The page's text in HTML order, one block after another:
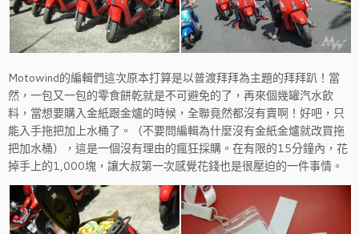
Motowind的編輯們這次原本打算是以普渡拜拜為主題的拜拜趴！當
然，一包又一包的零食餅乾就是不可避免的了，再來個幾罐汽水飲
料，當想要購入金紙跟金爐的時候，全聯竟然都沒有賣啊！好吧，只
能入手拖把加上水桶了。（不要問編輯為什麼沒有金紙金爐就改買拖
把加水桶），這是一個沒有理由的瘋狂採購。在有限的15分鐘內，花
掉手上的1,000塊，讓大叔第一次感覺花錢也是很壓迫的一件事情。